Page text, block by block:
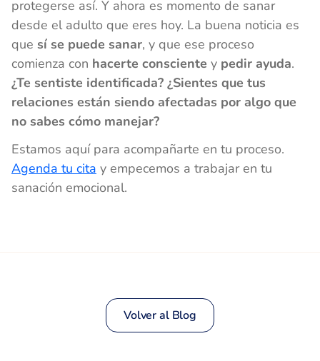
protegerse así. Y ahora es momento de sanar
desde el adulto que eres hoy. La buena noticia es
que sí se puede sanar, y que ese proceso
comienza con hacerte consciente y pedir ayuda.
¿Te sentiste identificada? ¿Sientes que tus
relaciones están siendo afectadas por algo que
no sabes cómo manejar?
Estamos aquí para acompañarte en tu proceso.
Agenda tu cita y empecemos a trabajar en tu
sanación emocional.
Volver al Blog